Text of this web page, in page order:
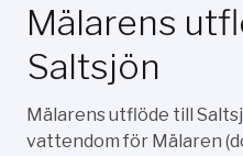
Mälarens
Saltsjön
Mälarens utflöde till
vattendom för Mälaren